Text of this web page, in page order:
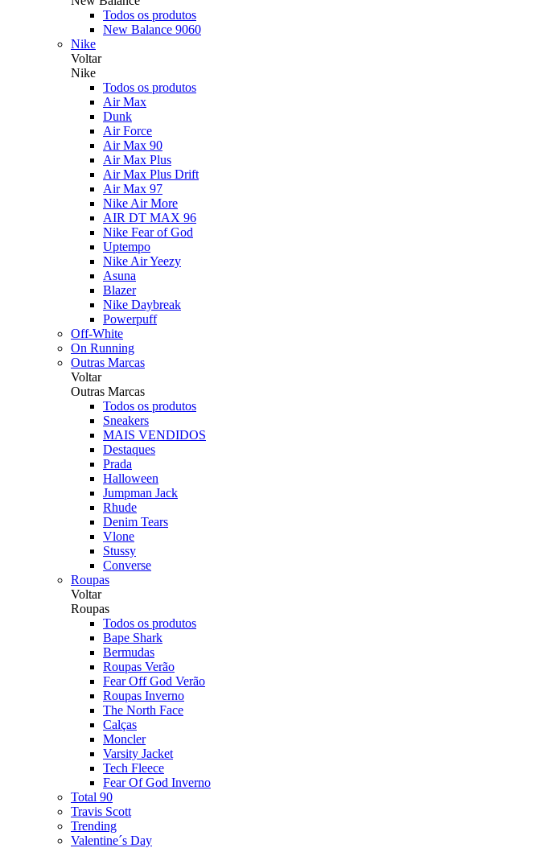
Todos os produtos
New Balance 9060
Nike
Voltar
Nike
Todos os produtos
Air Max
Dunk
Air Force
Air Max 90
Air Max Plus
Air Max Plus Drift
Air Max 97
Nike Air More
AIR DT MAX 96
Nike Fear of God
Uptempo
Nike Air Yeezy
Asuna
Blazer
Nike Daybreak
Powerpuff
Off-White
On Running
Outras Marcas
Voltar
Outras Marcas
Todos os produtos
Sneakers
MAIS VENDIDOS
Destaques
Prada
Halloween
Jumpman Jack
Rhude
Denim Tears
Vlone
Stussy
Converse
Roupas
Voltar
Roupas
Todos os produtos
Bape Shark
Bermudas
Roupas Verão
Fear Off God Verão
Roupas Inverno
The North Face
Calças
Moncler
Varsity Jacket
Tech Fleece
Fear Of God Inverno
Total 90
Travis Scott
Trending
Valentine´s Day